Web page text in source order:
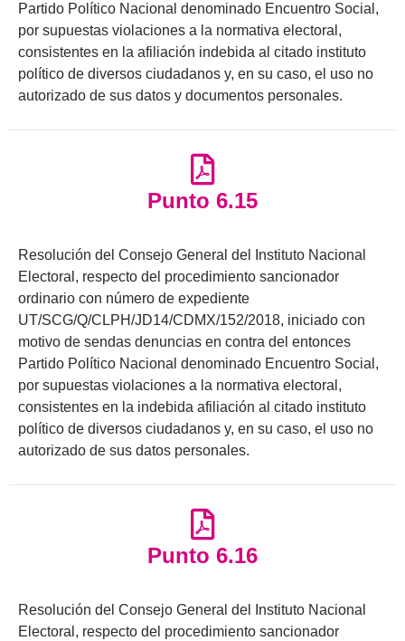
Partido Político Nacional denominado Encuentro Social,
por supuestas violaciones a la normativa electoral,
consistentes en la afiliación indebida al citado instituto
político de diversos ciudadanos y, en su caso, el uso no
autorizado de sus datos y documentos personales.
Punto 6.15
Resolución del Consejo General del Instituto Nacional
Electoral, respecto del procedimiento sancionador
ordinario con número de expediente
UT/SCG/Q/CLPH/JD14/CDMX/152/2018, iniciado con
motivo de sendas denuncias en contra del entonces
Partido Político Nacional denominado Encuentro Social,
por supuestas violaciones a la normativa electoral,
consistentes en la indebida afiliación al citado instituto
político de diversos ciudadanos y, en su caso, el uso no
autorizado de sus datos personales.
Punto 6.16
Resolución del Consejo General del Instituto Nacional
Electoral, respecto del procedimiento sancionador